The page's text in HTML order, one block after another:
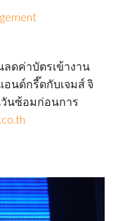
ลดค่าบัตรเข้างาน
นด์กรี๊ดกับเจมส์ จิ
นซ้อมก่อนการ